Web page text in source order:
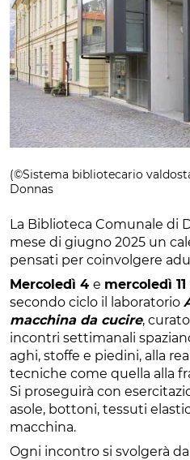
(©Sistema bibliotecario
Donnas
La Biblioteca Comunale di
mese di giugno 2025 un
pensati per coinvolgere
Mercoledì 4 e mercoledì
secondo ciclo il laboratorio
macchina da cucire,
incontri settimanali
aghi, stoffe e piedini, alla
tecniche come quella alla
Si proseguirà con
asole, bottoni, tessuti
macchina.
Ogni incontro si svolgerà